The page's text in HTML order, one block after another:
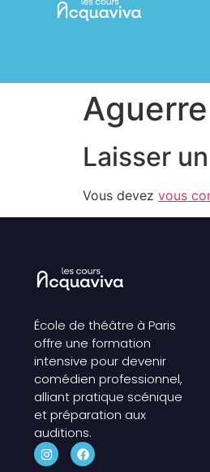
Laisser
Vous devez vous
École de théâtre à Paris
offre une formation
intensive pour devenir
comédien professionnel,
alliant pratique scénique
et préparation aux
auditions.